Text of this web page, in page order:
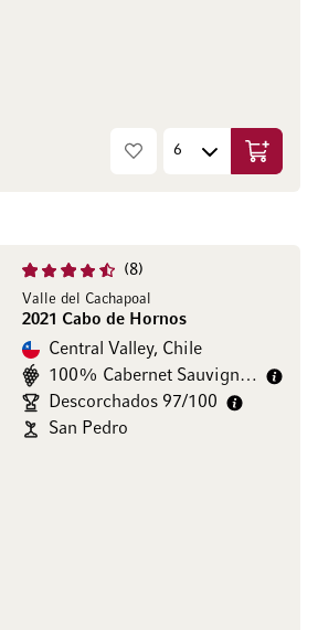
In den
8
Valle del Cachapoal
2021 Cabo de Hornos
Central Valley, Chile
100% Cabernet Sauvignon
Descorchados 97/100
San Pedro